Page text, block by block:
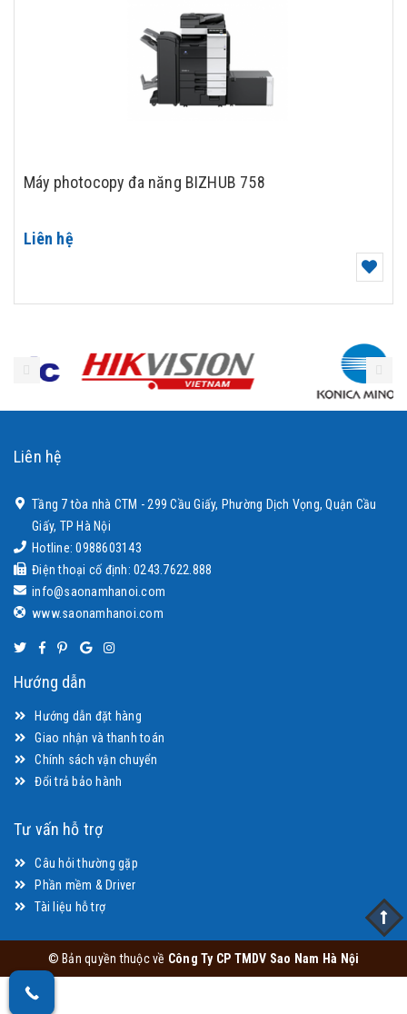
Máy photocopy đa năng BIZHUB 758
Liên hệ
Liên hệ
Tầng 7 tòa nhà CTM - 299 Cầu Giấy, Phường Dịch Vọng, Quận Cầu
Giấy, TP Hà Nội
Hotline: 0988603143
Điện thoại cố định: 0243.7622.888
info@saonamhanoi.com
www.saonamhanoi.com
Hướng dẫn
Hướng dẫn đặt hàng
Giao nhận và thanh toán
Chính sách vận chuyển
Đổi trả bảo hành
Tư vấn hỗ trợ
Câu hỏi thường gặp
Phần mềm & Driver
Tài liệu hỗ trợ
© Bản quyền thuộc về Công Ty CP TMDV Sao Nam Hà Nội